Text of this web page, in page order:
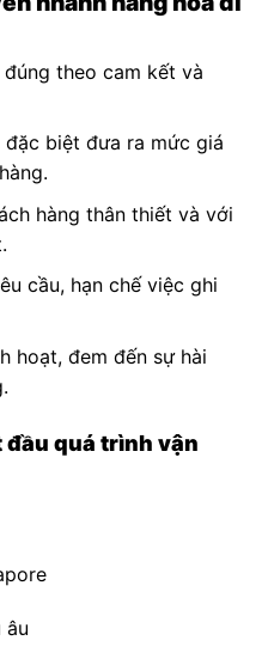
theo cam kết và
đặc biệt đưa ra mức giá
hàng thân thiết và với
cầu, hạn chế việc ghi
hoạt, đem đến sự hài
đầu quá trình vận
âu